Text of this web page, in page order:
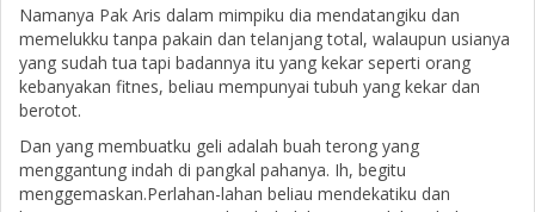
Namanya Pak Aris dalam mimpiku dia mendatangiku dan
memelukku tanpa pakain dan telanjang total, walaupun usianya
yang sudah tua tapi badannya itu yang kekar seperti orang
kebanyakan fitnes, beliau mempunyai tubuh yang kekar dan
berotot.
Dan yang membuatku geli adalah buah terong yang
menggantung indah di pangkal pahanya. Ih, begitu
menggemaskan.Perlahan-lahan beliau mendekatiku dan